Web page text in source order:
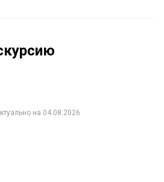
на 04.08.2026